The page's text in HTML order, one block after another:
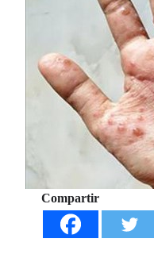
Compartir